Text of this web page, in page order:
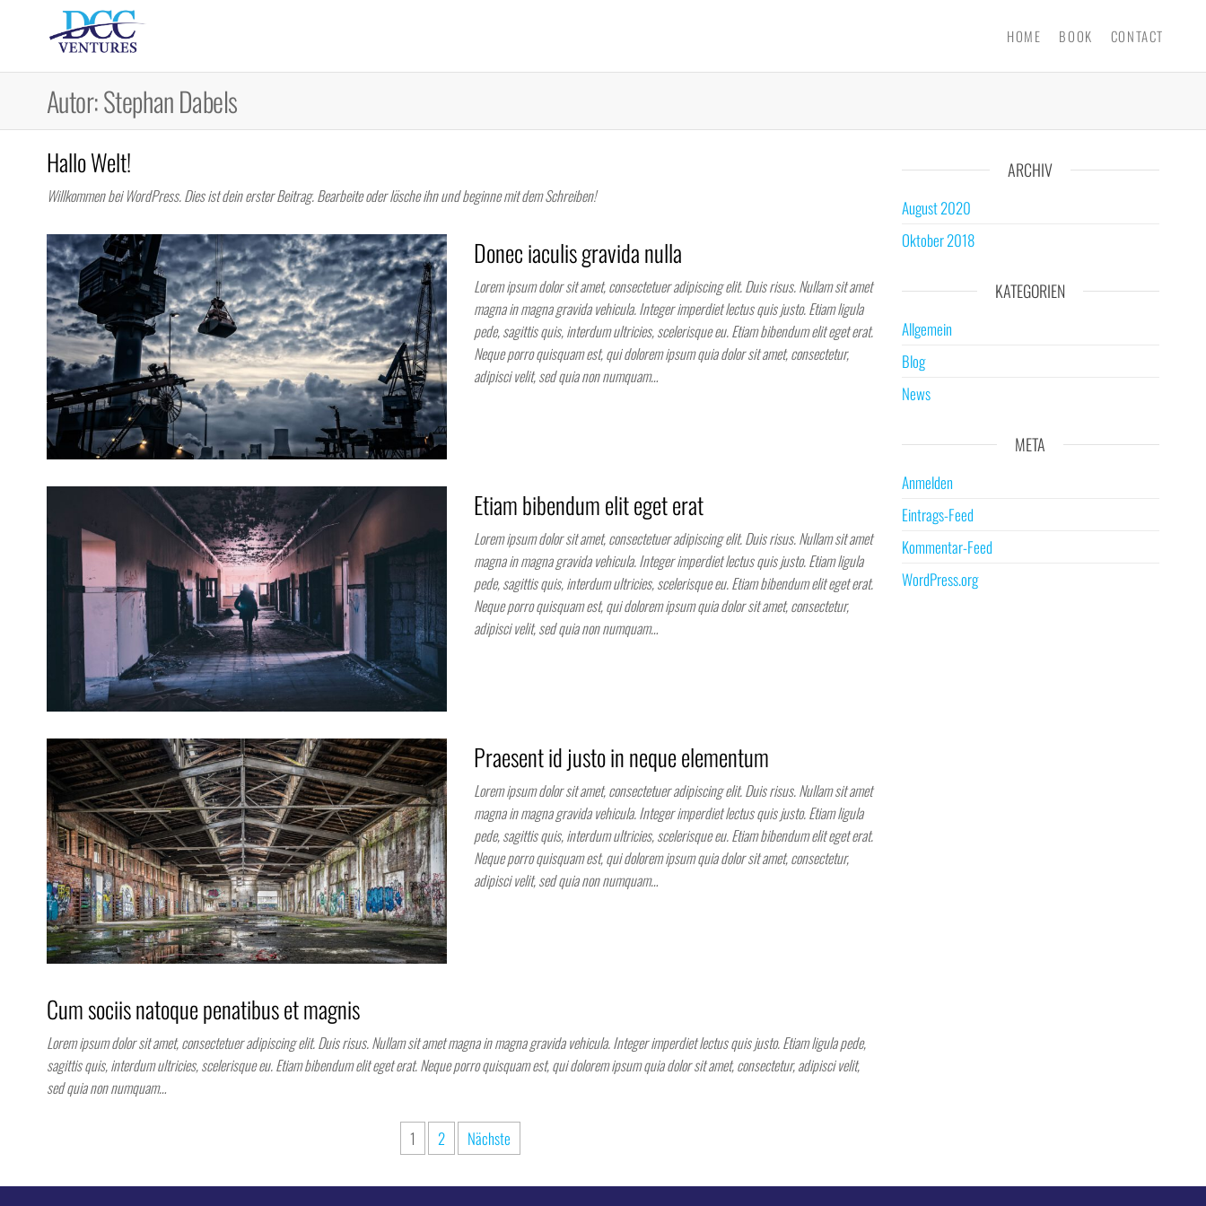
HOME BOOK CONTACT
Autor:Stephan Dabels
Hallo Welt!
Willkommen bei WordPress. Dies ist dein erster Beitrag. Bearbeite oder lösche ihn und beginne mit dem Schreiben!
Donec iaculis gravida nulla
Lorem ipsum dolor sit amet, consectetuer adipiscing elit. Duis risus. Nullam sit amet
magna in magna gravida vehicula. Integer imperdiet lectus quis justo. Etiam ligula
pede, sagittis quis, interdum ultricies, scelerisque eu. Etiam bibendum elit eget erat.
Neque porro quisquam est, qui dolorem ipsum quia dolor sit amet, consectetur,
adipisci velit, sed quia non numquam…
Etiam bibendum elit eget erat
Lorem ipsum dolor sit amet, consectetuer adipiscing elit. Duis risus. Nullam sit amet
magna in magna gravida vehicula. Integer imperdiet lectus quis justo. Etiam ligula
pede, sagittis quis, interdum ultricies, scelerisque eu. Etiam bibendum elit eget erat.
Neque porro quisquam est, qui dolorem ipsum quia dolor sit amet, consectetur,
adipisci velit, sed quia non numquam…
Praesent id justo in neque elementum
Lorem ipsum dolor sit amet, consectetuer adipiscing elit. Duis risus. Nullam sit amet
magna in magna gravida vehicula. Integer imperdiet lectus quis justo. Etiam ligula
pede, sagittis quis, interdum ultricies, scelerisque eu. Etiam bibendum elit eget erat.
Neque porro quisquam est, qui dolorem ipsum quia dolor sit amet, consectetur,
adipisci velit, sed quia non numquam…
Cum sociis natoque penatibus et magnis
Lorem ipsum dolor sit amet, consectetuer adipiscing elit. Duis risus. Nullam sit amet magna in magna gravida vehicula. Integer imperdiet lectus quis justo. Etiam ligula pede,
sagittis quis, interdum ultricies, scelerisque eu. Etiam bibendum elit eget erat. Neque porro quisquam est, qui dolorem ipsum quia dolor sit amet, consectetur, adipisci velit,
sed quia non numquam…
1 2 Nächste
ARCHIV
August 2020
Oktober 2018
KATEGORIEN
Allgemein
Blog
News
META
Anmelden
Eintrags-Feed
Kommentar-Feed
WordPress.org